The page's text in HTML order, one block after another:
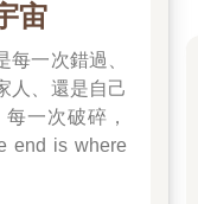
宙
一次錯過、
人、還是自己
一次破碎，
end is where